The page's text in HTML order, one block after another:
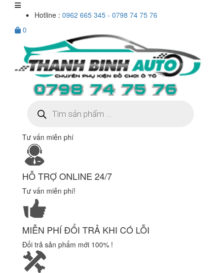
Hotline : 0962 665 345 - 0798 74 75 76
0
kiếm
sản
Tư vấn miễn phí
HỖ TRỢ ONLINE 24/7
Tư vấn miễn phí!
MIỄN PHÍ ĐỔI TRẢ KHI CÓ LỖI
Đổi trả sản phẩm mới 100% !